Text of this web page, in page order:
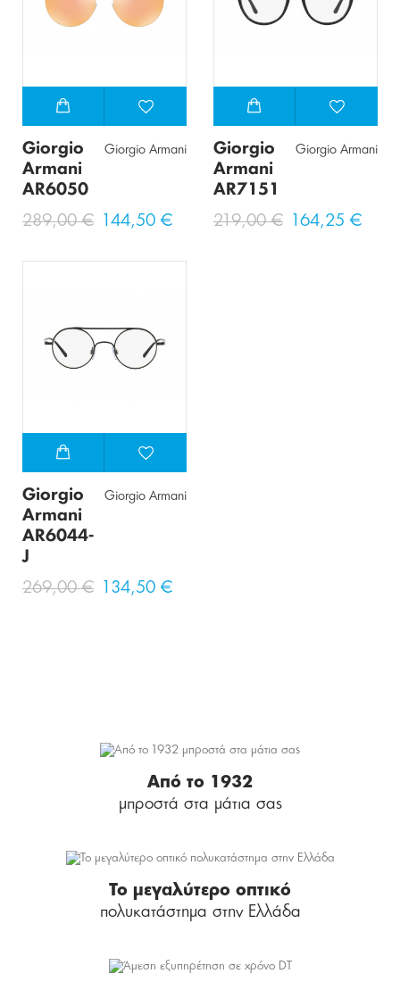
Giorgio
Armani
AR6050
Giorgio Armani
289,00 € 144,50 €
Giorgio
Armani
AR7151
Giorgio Armani
219,00 € 164,25 €
Giorgio
Armani
AR6044-
J
Giorgio Armani
269,00 € 134,50 €
Από το 1932
μπροστά στα μάτια σας
Το μεγαλύτερο οπτικό
πολυκατάστημα στην Ελλάδα